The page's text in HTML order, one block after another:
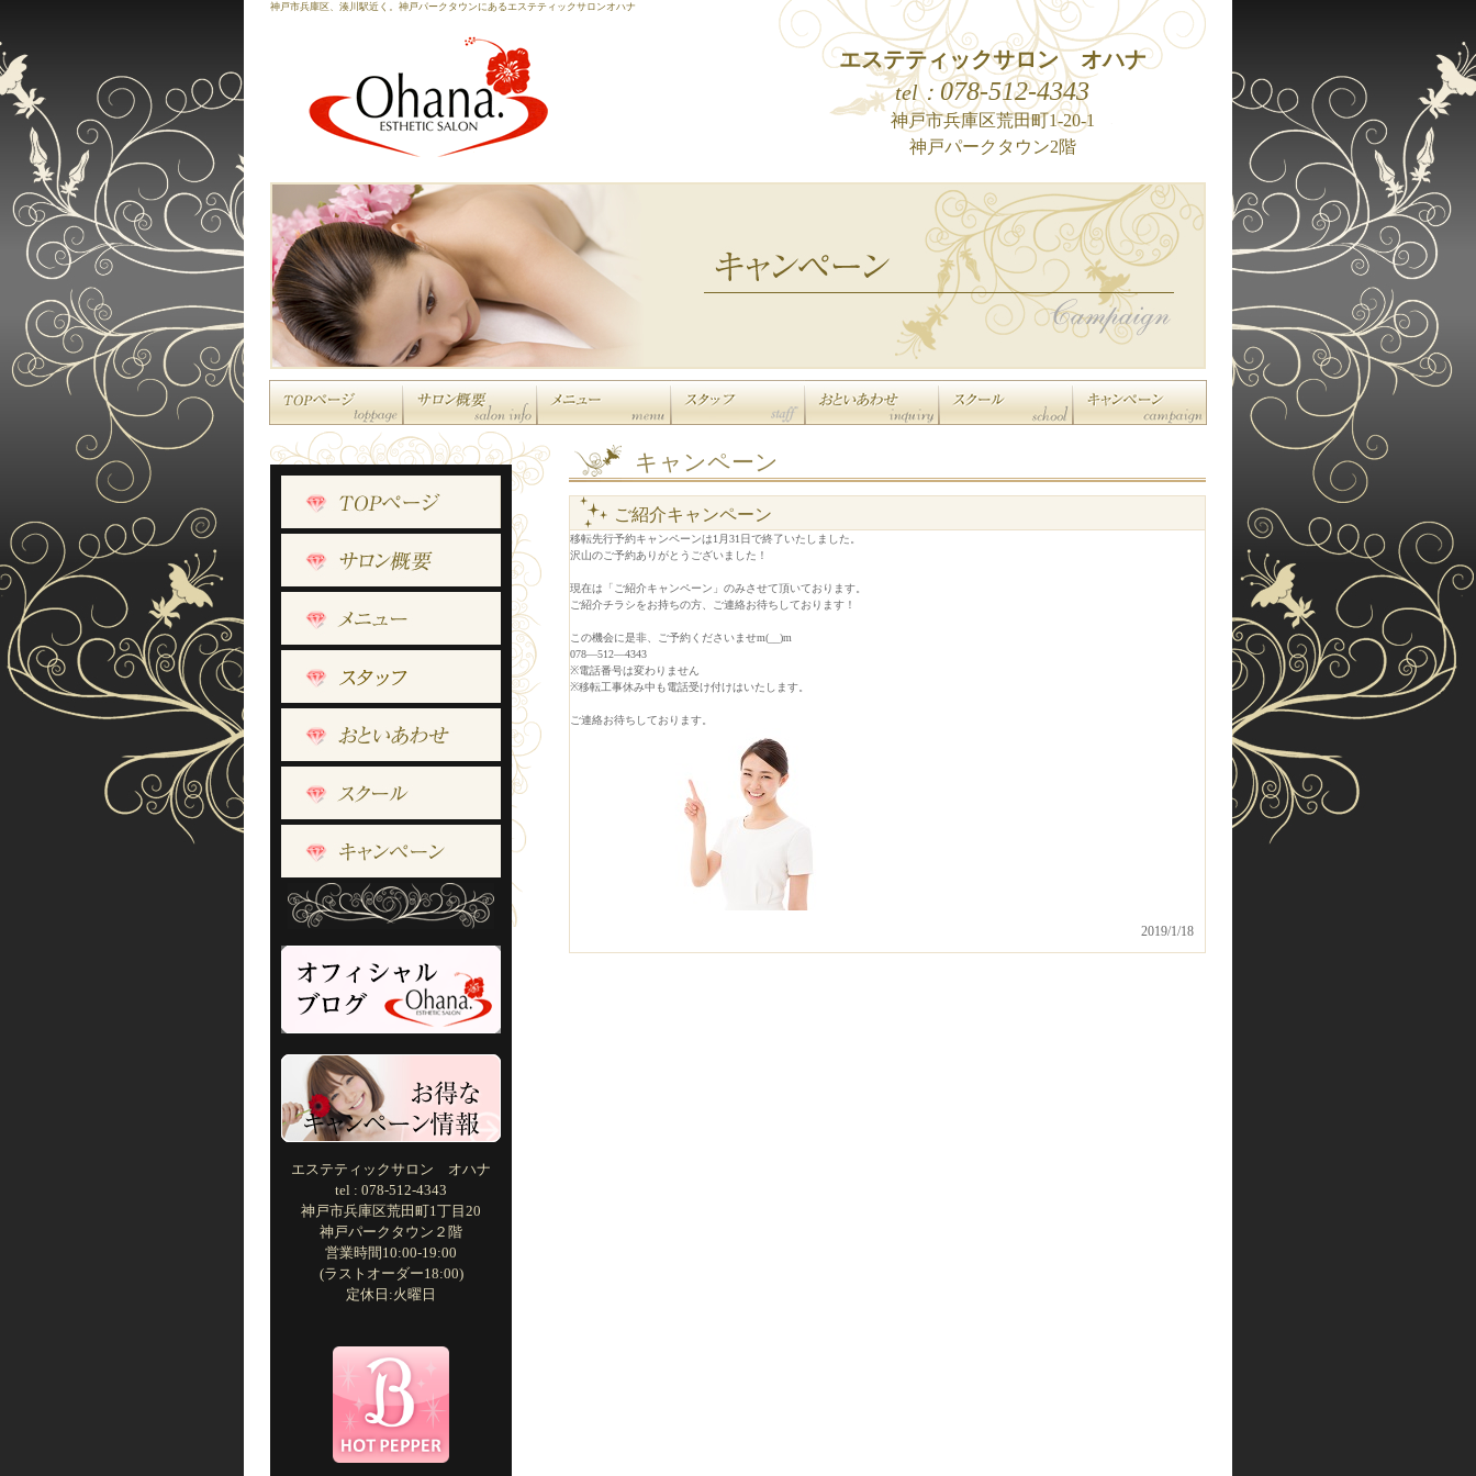
神戸市兵庫区、湊川駅近く。神戸パークタウンにあるエステティックサロンオハナ
エステティックサロン オハナ
tel： 078-512-4343
神戸市兵庫区荒田町1-20-1
神戸パークタウン2階
エステティックサロン オハナ
tel : 078-512-4343
神戸市兵庫区荒田町1丁目20
神戸パークタウン２階
営業時間10:00-19:00
(ラストオーダー18:00)
定休日:火曜日
キャンペーン
ご紹介キャンペーン
移転先行予約キャンペーンは1月31日で終了いたしました。
沢山のご予約ありがとうございました！
現在は「ご紹介キャンペーン」のみさせて頂いております。
ご紹介チラシをお持ちの方、ご連絡お待ちしております！
この機会に是非、ご予約くださいませm(__)m
078―512―4343
※電話番号は変わりません
※移転工事休み中も電話受け付けはいたします。
ご連絡お待ちしております。
2019/1/18